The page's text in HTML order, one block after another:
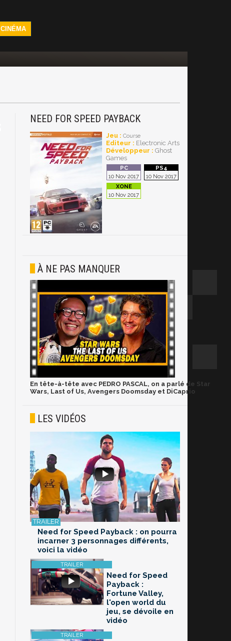
CINÉMA
NEED FOR SPEED PAYBACK
Jeu : Course
Editeur : Electronic Arts
Développeur : Ghost
Games
10 Nov 2017 10 Nov 2017
10 Nov 2017
À NE PAS MANQUER
En tête-à-tête avec PEDRO PASCAL, on a parlé de Star
Wars, Last of Us, Avengers Doomsday et DiCaprio
LES VIDÉOS
Need for Speed Payback : on pourra
incarner 3 personnages différents,
voici la vidéo
Need for Speed
Payback :
Fortune Valley,
l'open world du
jeu, se dévoile en
vidéo